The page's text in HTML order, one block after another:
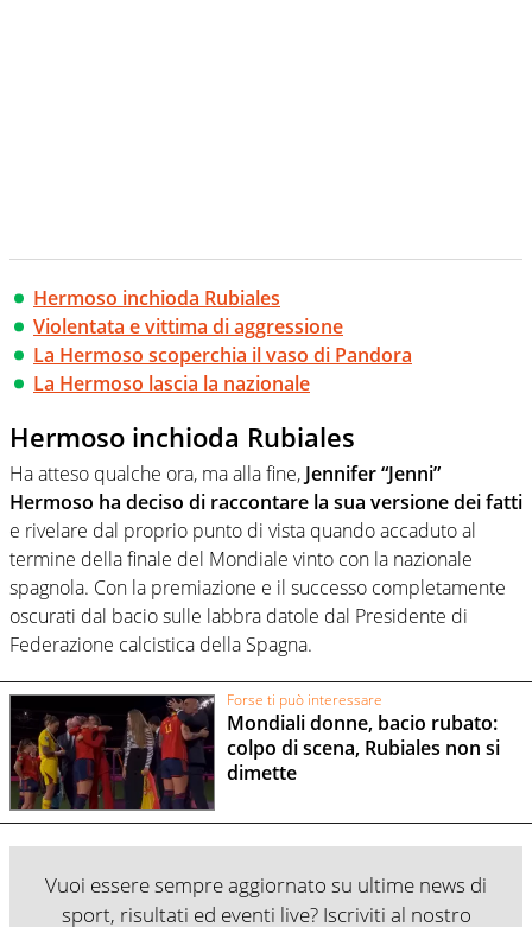
Hermoso inchioda Rubiales
Violentata e vittima di aggressione
La Hermoso scoperchia il vaso di Pandora
La Hermoso lascia la nazionale
Hermoso inchioda Rubiales
Ha atteso qualche ora, ma alla fine, Jennifer “Jenni”
Hermoso ha deciso di raccontare la sua versione dei fatti
e rivelare dal proprio punto di vista quando accaduto al
termine della finale del Mondiale vinto con la nazionale
spagnola. Con la premiazione e il successo completamente
oscurati dal bacio sulle labbra datole dal Presidente di
Federazione calcistica della Spagna.
Forse ti può interessare
Mondiali donne, bacio rubato:
colpo di scena, Rubiales non si
dimette
Vuoi essere sempre aggiornato su ultime news di
sport, risultati ed eventi live? Iscriviti al nostro